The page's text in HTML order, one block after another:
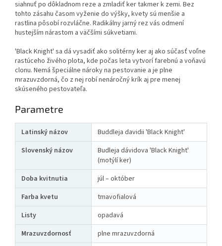
siahnuť po dôkladnom reze a zmladiť ker takmer k zemi. Bez
tohto zásahu časom vyženie do výšky, kvety sú menšie a
rastlina pôsobí rozvláčne. Radikálny jarný rez vás odmení
hustejším nárastom a väčšími súkvetiami.
'Black Knight' sa dá vysadiť ako solitérny ker aj ako súčasť voľne
rastúceho živého plota, kde počas leta vytvorí farebnú a voňavú
clonu. Nemá špeciálne nároky na pestovanie a je plne
mrazuvzdorná, čo z nej robí nenáročný krík aj pre menej
skúseného pestovateľa.
Parametre
Latinský názov
Buddleja davidii 'Black Knight'
Slovenský názov
Budleja dávidova 'Black Knight'
(motýlí ker)
Doba kvitnutia
júl – október
Farba kvetu
tmavofialová
Listy
opadavá
Mrazuvzdornosť
plne mrazuvzdorná